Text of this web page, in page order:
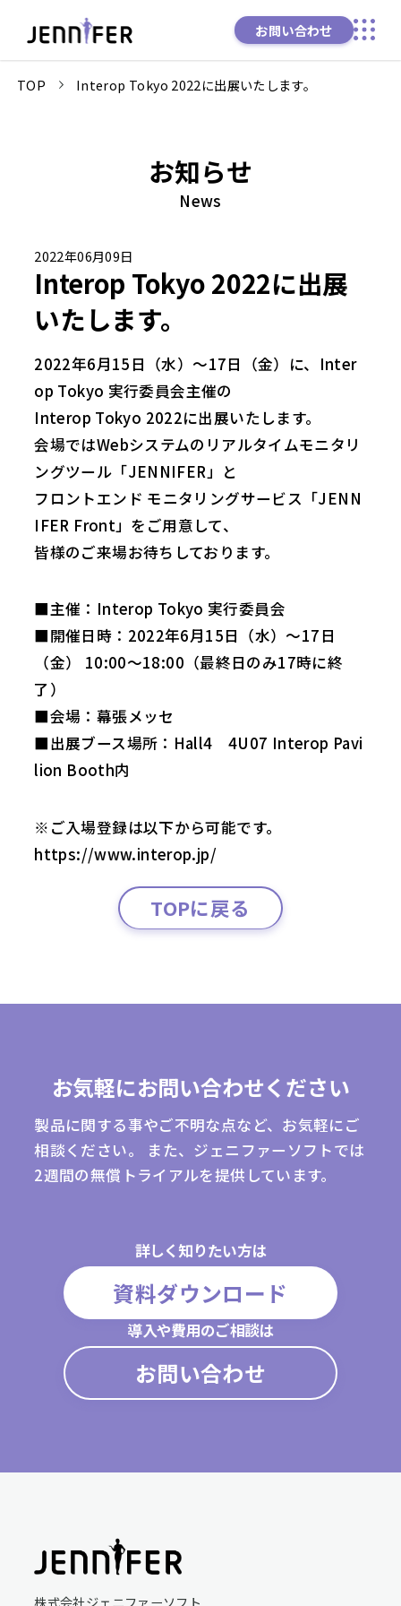
お問い合わせ
TOP Interop Tokyo 2022に出展いたします。
お知らせ
News
2022年06月09日
Interop Tokyo 2022に出展
いたします。
2022年6月15日（水）～17日（金）に、Inter
op Tokyo 実行委員会主催の
Interop Tokyo 2022に出展いたします。
会場ではWebシステムのリアルタイムモニタリ
ングツール「JENNIFER」と
フロントエンド モニタリングサービス「JENN
IFER Front」をご用意して、
皆様のご来場お待ちしております。
■主催：Interop Tokyo 実行委員会
■開催日時：2022年6月15日（水）～17日
（金） 10:00～18:00（最終日のみ17時に終
了）
■会場：幕張メッセ
■出展ブース場所：Hall4 4U07 Interop Pavi
lion Booth内
※ご入場登録は以下から可能です。
https://www.interop.jp/
TOPに戻る
お気軽にお問い合わせください
製品に関する事やご不明な点など、お気軽にご
相談ください。
また、ジェニファーソフトでは
2週間の無償トライアルを提供しています。
詳しく知りたい方は
資料ダウンロード
導入や費用のご相談は
お問い合わせ
株式会社ジェニファーソフト